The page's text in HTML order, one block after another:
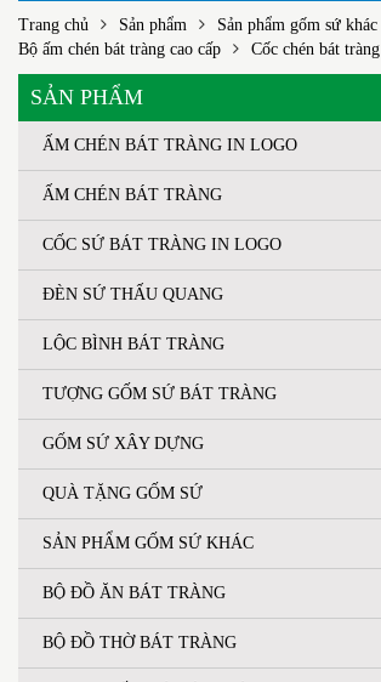
Trang chủ Sản phẩm
Sản phẩm gốm sứ khác
Bộ ấm chén bát tràng cao cấp
Cốc chén bát tràng
SẢN PHẨM
ẤM CHÉN BÁT TRÀNG IN LOGO
ẤM CHÉN BÁT TRÀNG
CỐC SỨ BÁT TRÀNG IN LOGO
ĐÈN SỨ THẤU QUANG
LỘC BÌNH BÁT TRÀNG
TƯỢNG GỐM SỨ BÁT TRÀNG
GỐM SỨ XÂY DỰNG
QUÀ TẶNG GỐM SỨ
SẢN PHẨM GỐM SỨ KHÁC
BỘ ĐỒ ĂN BÁT TRÀNG
BỘ ĐỒ THỜ BÁT TRÀNG